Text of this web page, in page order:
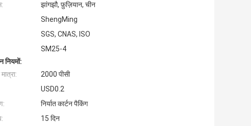
झांगझौ, फ़ुज़ियान, चीन
ShengMing
SGS, CNAS, ISO
SM25-4
नियमों:
2000 पीसी
USD0.2
निर्यात कार्टन पैकिंग
15 दिन